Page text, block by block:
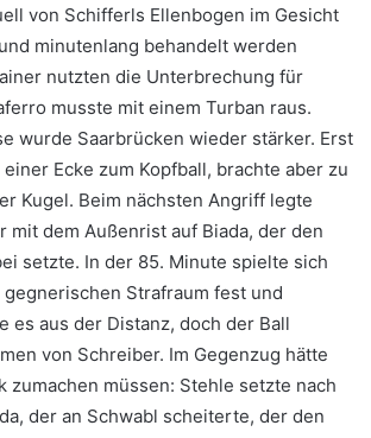
von Schifferls Ellenbogen im Gesicht
minutenlang behandelt werden
nutzten die Unterbrechung für
musste mit einem Turban raus.
wurde Saarbrücken wieder stärker. Erst
Ecke zum Kopfball, brachte aber zu
Kugel. Beim nächsten Angriff legte
mit dem Außenrist auf Biada, der den
setzte. In der 85. Minute spielte sich
Strafraum fest und
es aus der Distanz, doch der Ball
von Schreiber. Im Gegenzug hätte
zumachen müssen: Stehle setzte nach
der an Schwabl scheiterte, der den